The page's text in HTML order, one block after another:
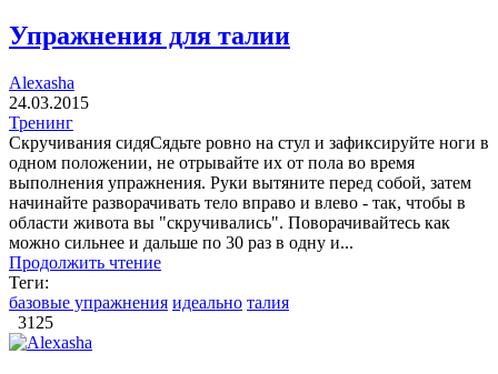
Упражнения для талии
Alexasha
24.03.2015
Тренинг
Скручивания сидяСядьте ровно на стул и зафиксируйте ноги в
одном положении, не отрывайте их от пола во время
выполнения упражнения. Руки вытяните перед собой, затем
начинайте разворачивать тело вправо и влево - так, чтобы в
области живота вы "скручивались". Поворачивайтесь как
можно сильнее и дальше по 30 раз в одну и...
Продолжить чтение
Теги:
базовые упражнения идеально талия
3125